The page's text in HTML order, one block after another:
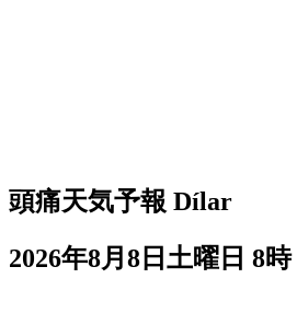
頭痛天気予報 Dílar
2026年8月8日土曜日 8時